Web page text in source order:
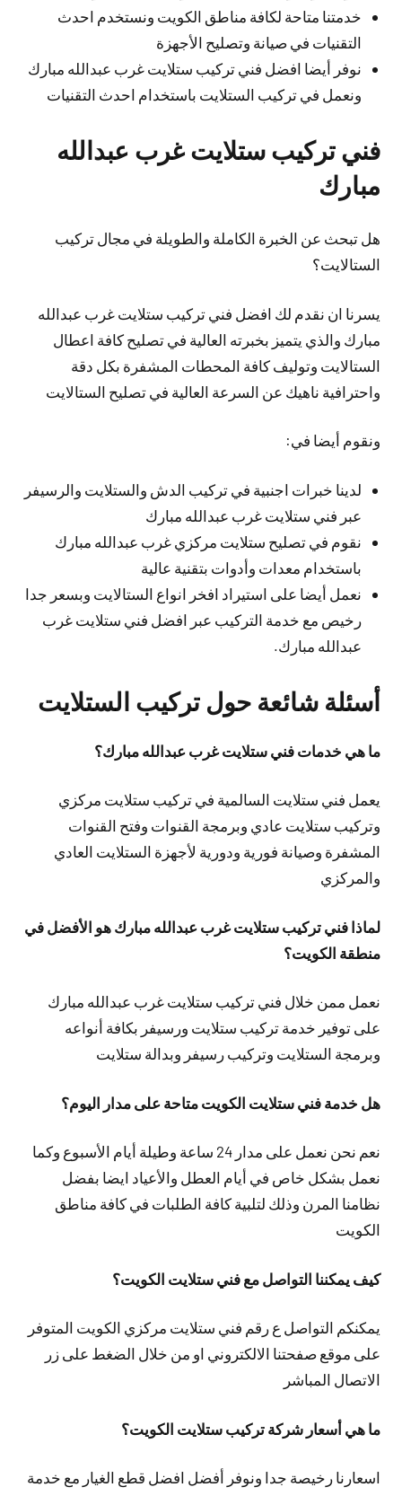
خدمتنا متاحة لكافة مناطق الكويت ونستخدم احدث
التقنيات في صيانة وتصليح الأجهزة
نوفر أيضا افضل فني تركيب ستلايت غرب عبدالله مبارك
ونعمل في تركيب الستلايت باستخدام احدث التقنيات
فني تركيب ستلايت غرب عبدالله
مبارك
هل تبحث عن الخبرة الكاملة والطويلة في مجال تركيب
الستالايت؟
يسرنا ان نقدم لك افضل فني تركيب ستلايت غرب عبدالله
مبارك والذي يتميز بخبرته العالية في تصليح كافة اعطال
الستالايت وتوليف كافة المحطات المشفرة بكل دقة
واحترافية ناهيك عن السرعة العالية في تصليح الستالايت
ونقوم أيضا في:
لدينا خبرات اجنبية في تركيب الدش والستلايت والرسيفر
عبر فني ستلايت غرب عبدالله مبارك
نقوم في تصليح ستلايت مركزي غرب عبدالله مبارك
باستخدام معدات وأدوات بتقنية عالية
نعمل أيضا على استيراد افخر انواع الستالايت وبسعر جدا
رخيص مع خدمة التركيب عبر افضل فني ستلايت غرب
عبدالله مبارك.
أسئلة شائعة حول تركيب الستلايت
ما هي خدمات فني ستلايت غرب عبدالله مبارك؟
يعمل فني ستلايت السالمية في تركيب ستلايت مركزي
وتركيب ستلايت عادي وبرمجة القنوات وفتح القنوات
المشفرة وصيانة فورية ودورية لأجهزة الستلايت العادي
والمركزي
لماذا فني تركيب ستلايت غرب عبدالله مبارك هو الأفضل في
منطقة الكويت؟
نعمل ممن خلال فني تركيب ستلايت غرب عبدالله مبارك
على توفير خدمة تركيب ستلايت ورسيفر بكافة أنواعه
وبرمجة الستلايت وتركيب رسيفر وبدالة ستلايت
هل خدمة فني ستلايت الكويت متاحة على مدار اليوم؟
نعم نحن نعمل على مدار 24 ساعة وطيلة أيام الأسبوع وكما
نعمل بشكل خاص في أيام العطل والأعياد ايضا بفضل
نظامنا المرن وذلك لتلبية كافة الطلبات في كافة مناطق
الكويت
كيف يمكننا التواصل مع فني ستلايت الكويت؟
يمكنكم التواصل ع رقم فني ستلايت مركزي الكويت المتوفر
على موقع صفحتنا الالكتروني او من خلال الضغط على زر
الاتصال المباشر
ما هي أسعار شركة تركيب ستلايت الكويت؟
اسعارنا رخيصة جدا ونوفر أفضل افضل قطع الغيار مع خدمة